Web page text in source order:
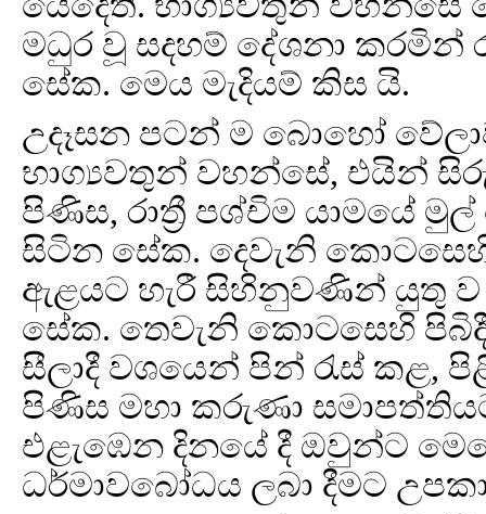
මධුර වූ සදහම් දේශනා කරමින්
සේක. මෙය මැදියම් කිස යි.
උදෑසන පටන් ම බොහෝ
භාග්‍යවතුන් වහන්සේ, එයින්
පිණිස, රාත්‍රී පශ්චිම යාමයේ
සිටින සේක. දෙවැනි
ඇළයට හැරී සිහිනුවණින් යුතු ව
සේක. තෙවැනි කොටසෙහි පිබිදී
සීලාදී වශයෙන් පින් රැස් කළ,
පිණිස මහා කරුණා
එළැඹෙන දිනයේ දී ඔවුන්ට
ධර්මාවබෝධය ලබා දීමට